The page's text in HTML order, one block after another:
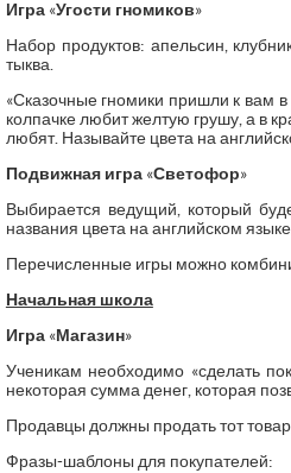
Игра«Угости гномиков»
Набор продуктов: апельсин,
тыква.
«Сказочные гномики пришли к вам
колпачке любит желтую грушу, а в
любят. Называйте цвета на
Подвижная игра«Светофор»
Выбирается ведущий, который
названия цвета на английском
Перечисленные игры можно
Начальная школа
Игра«Магазин»
Ученикам необходимо «сделать
некоторая сумма денег, которая
Продавцы должны продать тот
Фразы-шаблоны для покупателей: